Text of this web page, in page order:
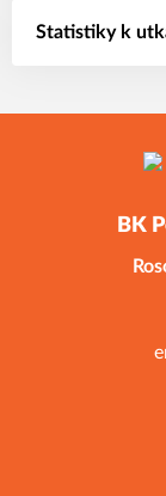
Statistiky k
BK
IČO